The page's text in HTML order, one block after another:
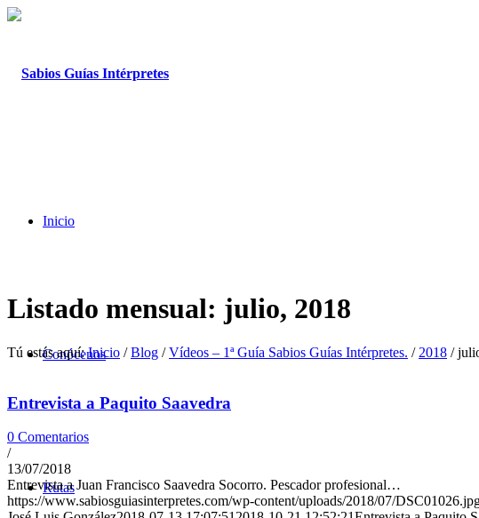
Inicio
Conócenos
Rutas
Listado mensual: julio, 2018
Tú estás aquí: Inicio / Blog / Vídeos – 1ª Guía Sabios Guías Intérpretes. / 2018 /
Entrevista a Paquito Saavedra
0 Comentarios
/
13/07/2018
Entrevista a Juan Francisco Saavedra Socorro. Pescador profesional…
https://www.sabiosguiasinterpretes.com/wp-content/uploads/2018/07/